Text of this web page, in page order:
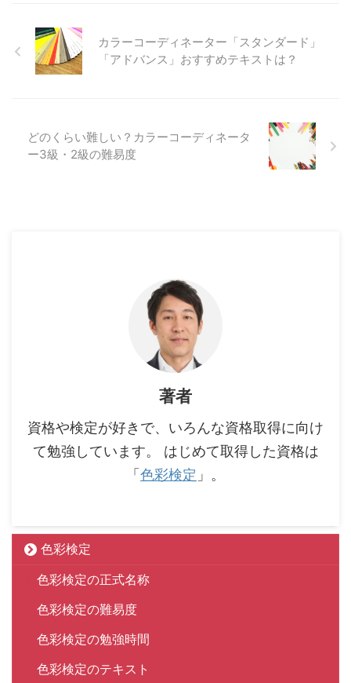
カラーコーディネーター「スタンダード」
「アドバンス」おすすめテキストは？
どのくらい難しい？カラーコーディネータ
ー3級・2級の難易度
著者
資格や検定が好きで、いろんな資格取得に向け
て勉強しています。 はじめて取得した資格は
「 色彩検定 」。
色彩検定
色彩検定の正式名称
色彩検定の難易度
色彩検定の勉強時間
色彩検定のテキスト